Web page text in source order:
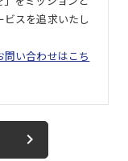
ビスを追求いたし
い合わせはこち
keyboard_arrow_right